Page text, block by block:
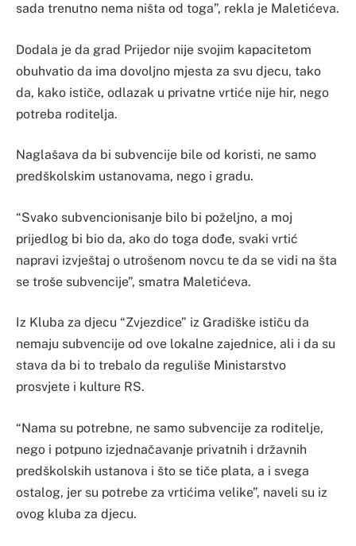
sada trenutno nema ništa od toga”, rekla je Maletićeva.
Dodala je da grad Prijedor nije svojim kapacitetom
obuhvatio da ima dovoljno mjesta za svu djecu, tako
da, kako ističe, odlazak u privatne vrtiće nije hir, nego
potreba roditelja.
Naglašava da bi subvencije bile od koristi, ne samo
predškolskim ustanovama, nego i gradu.
“Svako subvencionisanje bilo bi poželjno, a moj
prijedlog bi bio da, ako do toga dođe, svaki vrtić
napravi izvještaj o utrošenom novcu te da se vidi na šta
se troše subvencije”, smatra Maletićeva.
Iz Kluba za djecu “Zvjezdice” iz Gradiške ističu da
nemaju subvencije od ove lokalne zajednice, ali i da su
stava da bi to trebalo da reguliše Ministarstvo
prosvjete i kulture RS.
“Nama su potrebne, ne samo subvencije za roditelje,
nego i potpuno izjednačavanje privatnih i državnih
predškolskih ustanova i što se tiče plata, a i svega
ostalog, jer su potrebe za vrtićima velike”, naveli su iz
ovog kluba za djecu.